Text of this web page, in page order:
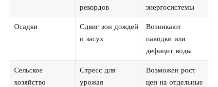
рекордов
энергосистемы
Осадки
Сдвиг зон дождей
и засух
Возникают
паводки или
дефицит воды
Сельское
хозяйство
Стресс для
урожая
Возможен рост
цен на отдельные